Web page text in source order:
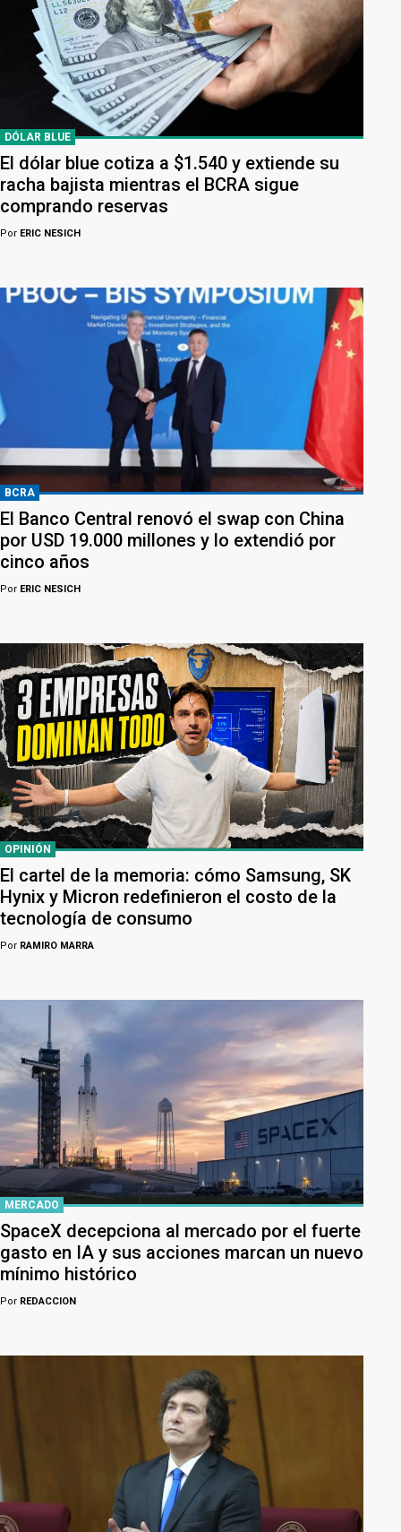
DÓLAR BLUE
El dólar blue cotiza a $1.540 y extiende su
racha bajista mientras el BCRA sigue
comprando reservas
Por ERIC NESICH
BCRA
El Banco Central renovó el swap con China
por USD 19.000 millones y lo extendió por
cinco años
Por ERIC NESICH
OPINIÓN
El cartel de la memoria: cómo Samsung, SK
Hynix y Micron redefinieron el costo de la
tecnología de consumo
Por RAMIRO MARRA
MERCADO
SpaceX decepciona al mercado por el fuerte
gasto en IA y sus acciones marcan un nuevo
mínimo histórico
Por REDACCION